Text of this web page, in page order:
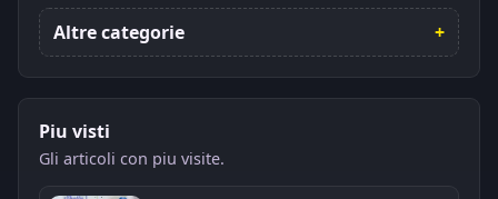
Altre categorie
Piu visti
Gli articoli con piu visite.